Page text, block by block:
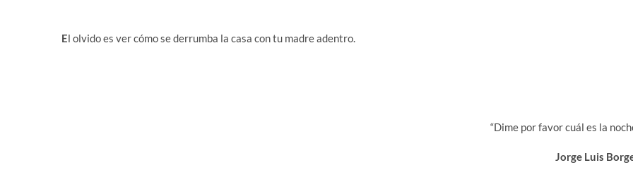
El olvido es ver cómo se derrumba la casa con tu madre adentro.
“Dime por favor cuál es la
Jorge Luis